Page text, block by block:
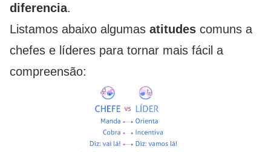
diferencia.
Listamos abaixo algumas atitudes comuns a
chefes e líderes para tornar mais fácil a
compreensão: